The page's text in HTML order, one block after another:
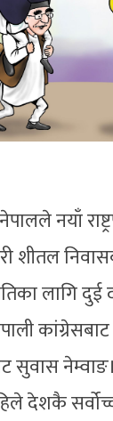
नयाँ
शीतल
लागि
कांग्रेसबाट
सुवास
देशकै सर्वोच्च